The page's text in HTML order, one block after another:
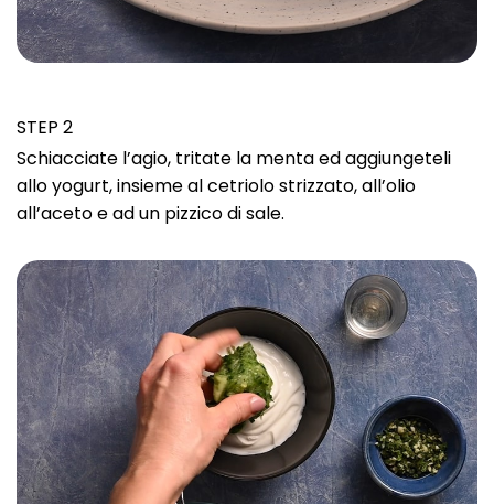
STEP 2
Schiacciate l’agio, tritate la menta ed aggiungeteli
allo yogurt, insieme al cetriolo strizzato, all’olio
all’aceto e ad un pizzico di sale.